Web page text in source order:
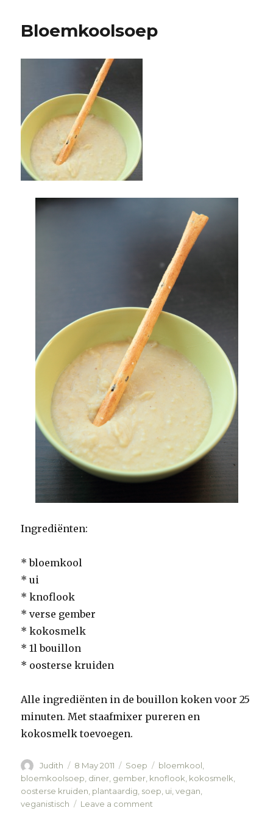
Bloemkoolsoep
Ingrediënten:
* bloemkool
* ui
* knoflook
* verse gember
* kokosmelk
* 1l bouillon
* oosterse kruiden
Alle ingrediënten in de bouillon koken voor 25
minuten. Met staafmixer pureren en
kokosmelk toevoegen.
Author
Judith
Posted
on
8 May 2011 Categories
Soep Tags
bloemkool
bloemkoolsoep diner gember knoflook kokosmelk
oosterse kruiden plantaardig soep ui ,vegan
veganistisch
Leave a comment